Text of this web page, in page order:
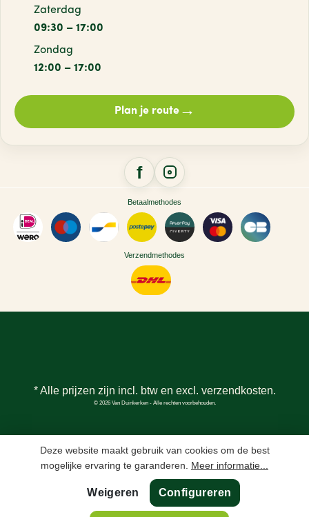
Zaterdag
09:30 – 17:00
Zondag
12:00 – 17:00
Plan je route→
Betaalmethodes
Verzendmethodes
* Alle prijzen zijn incl. btw en excl. verzendkosten.
© 2026 Van Duinkerken - Alle rechten voorbehouden.
Deze website maakt gebruik van cookies om de best
mogelijke ervaring te garanderen. Meer informatie...
Weigeren Configureren